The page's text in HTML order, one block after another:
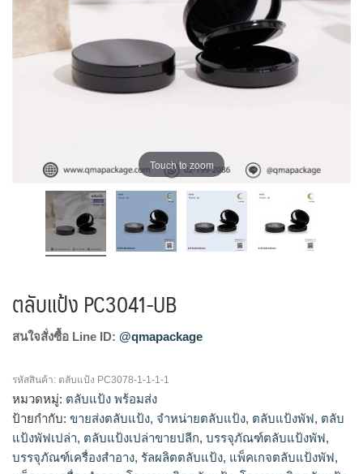
Touch to zoom
ตลับแป้ง PC3041-UB
สนใจสั่งซื้อ Line ID: @qmapackage
รหัสสินค้า: ตลับแป้ง PC3078-1-1-1-1
หมวดหมู่: ตลับแป้ง พร้อมส่ง
ป้ายกำกับ: ขายส่งตลับแป้ง, จำหน่ายตลับแป้ง, ตลับแป้งพัฟ, ตลับ
แป้งพัฟเปล่า, ตลับแป้งเปล่าขายปลีก, บรรจุภัณฑ์ตลับแป้งพัฟ,
บรรจุภัณฑ์เครื่องสำอาง, รัลผลิตตลับแป้ง, แพ็คเกจตลับแป้งพัฟ,